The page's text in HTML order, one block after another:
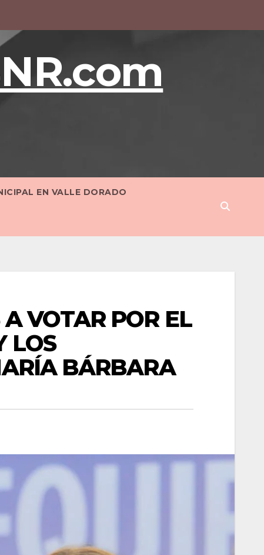
EN VALLE DORADO
VOTAR POR EL
LOS
BÁRBARA